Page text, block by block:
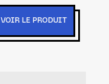
VOIR LE PRODUIT